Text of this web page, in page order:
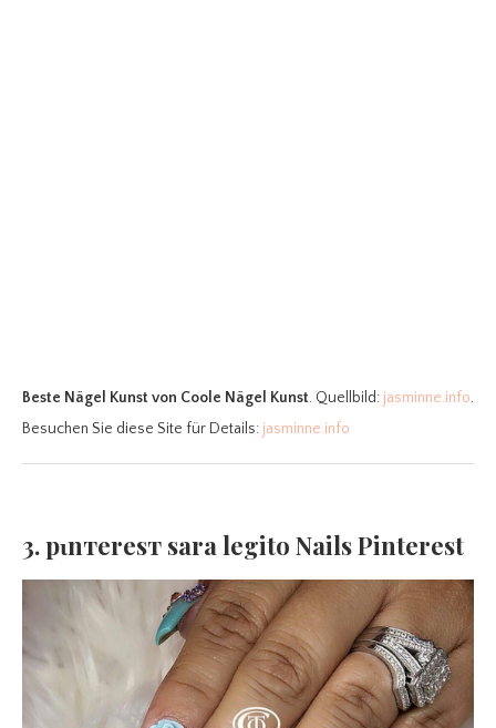
Beste Nägel Kunst von Coole Nägel Kunst. Quellbild: jasminne.info.
Besuchen Sie diese Site für Details: jasminne.info
3. pιnтereѕт sara legito Nails Pinterest